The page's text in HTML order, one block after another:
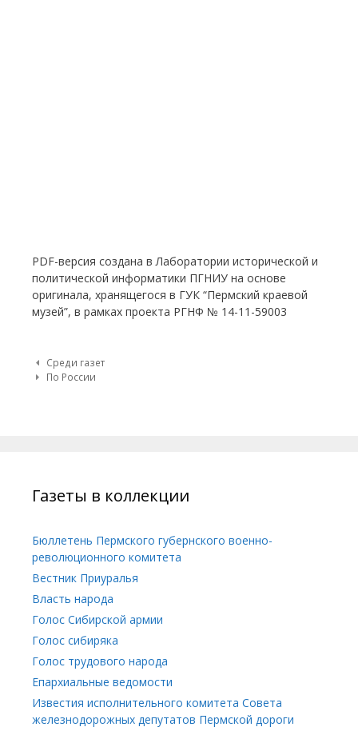
PDF-версия создана в Лаборатории исторической и
политической информатики ПГНИУ на основе
оригинала, хранящегося в ГУК “Пермский краевой
музей”, в рамках проекта РГНФ № 14-11-59003
Post navigation
Среди газет
По России
Газеты в коллекции
Бюллетень Пермского губернского военно-
революционного комитета
Вестник Приуралья
Власть народа
Голос Сибирской армии
Голос сибиряка
Голос трудового народа
Епархиальные ведомости
Известия исполнительного комитета Совета
железнодорожных депутатов Пермской дороги